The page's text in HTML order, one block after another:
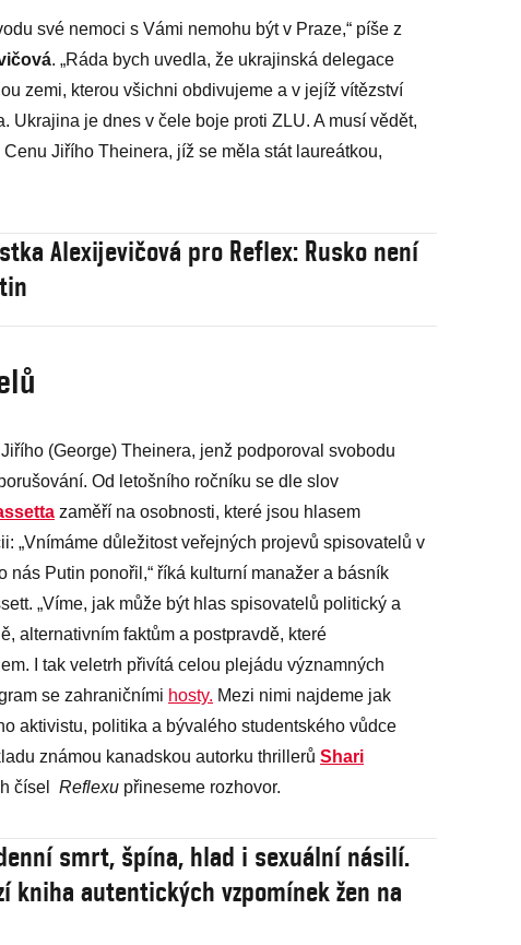
své nemoci s Vámi nemohu být v Praze,“ píše z
. „Ráda bych uvedla, že ukrajinská delegace
zemi, kterou všichni obdivujeme a v jejíž vítězství
Ukrajina je dnes v čele boje proti ZLU. A musí vědět,
Jiřího Theinera, jíž se měla stát laureátkou,
Alexijevičová pro Reflex: Rusko není
(George) Theinera, jenž podporoval svobodu
Od letošního ročníku se dle slov
zaměří na osobnosti, které jsou hlasem
„Vnímáme důležitost veřejných projevů spisovatelů v
nás Putin ponořil,“ říká kulturní manažer a básník
„Víme, jak může být hlas spisovatelů politický a
alternativním faktům a postpravdě, které
I tak veletrh přivítá celou plejádu významných
se zahraničními hosty. Mezi nimi najdeme jak
aktivistu, politika a bývalého studentského vůdce
známou kanadskou autorku thrillerů Shari
čísel Reflexu přineseme rozhovor.
smrt, špína, hlad i sexuální násilí.
kniha autentických vzpomínek žen na